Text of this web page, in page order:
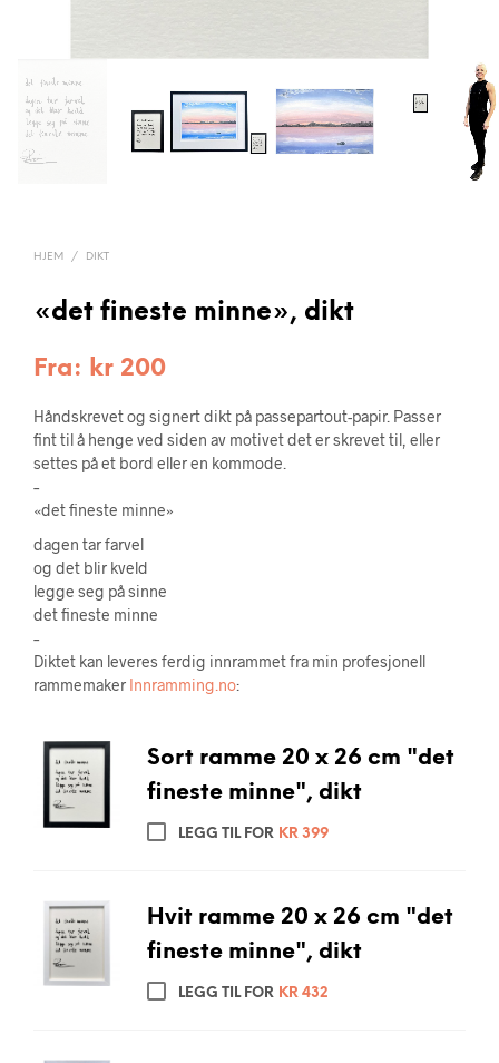
HJEM / DIKT
«det fineste minne», dikt
Fra: kr 200
Håndskrevet og signert dikt på passepartout-papir. Passer
fint til å henge ved siden av motivet det er skrevet til, eller
settes på et bord eller en kommode.
–
«det fineste minne»
dagen tar farvel
og det blir kveld
legge seg på sinne
det fineste minne
–
Diktet kan leveres ferdig innrammet fra min profesjonell
rammemaker Innramming.no:
Sort ramme 20 x 26 cm "det
fineste minne", dikt
LEGG TIL FOR KR399
Hvit ramme 20 x 26 cm "det
fineste minne", dikt
LEGG TIL FOR KR432